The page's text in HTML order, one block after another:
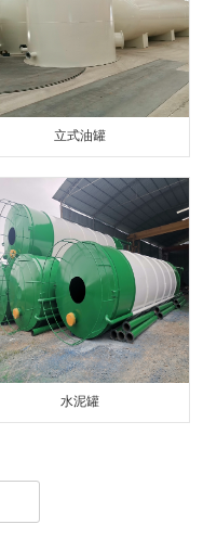
立式油罐
水泥罐